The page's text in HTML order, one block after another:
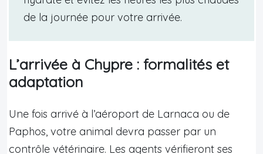
de la journée pour votre arrivée.
L’arrivée à Chypre : formalités et
adaptation
Une fois arrivé à l’aéroport de Larnaca ou de
Paphos, votre animal devra passer par un
contrôle vétérinaire. Les agents vérifieront ses